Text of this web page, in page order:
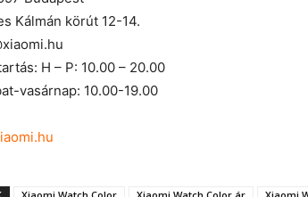
Kálmán körút 12-14.
H – P: 10.00 – 20.00
vasárnap: 10.00-19.00